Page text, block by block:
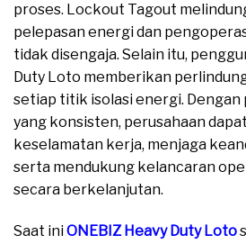
proses. Lockout Tagout
pelepasan energi dan
tidak disengaja. Selain itu,
Duty Loto memberikan
setiap titik isolasi energi.
yang konsisten, perusahaan
keselamatan kerja, menjaga
serta mendukung kelancaran
secara berkelanjutan.
Saat iniONEBIZ Heavy Duty Loto